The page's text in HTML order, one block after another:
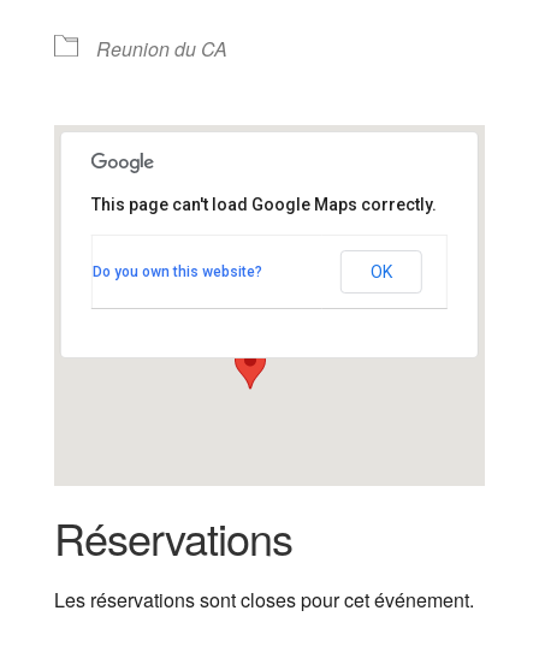
Reunion du CA
des expositions
Voir Évènements
This page can't load Google Maps correctly.
Do you own this website? OK
Réservations
Les réservations sont closes pour cet événement.